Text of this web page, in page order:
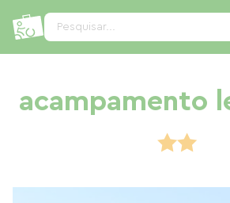
Pesquisar...
acampamento
Painel de Gerenciamento de